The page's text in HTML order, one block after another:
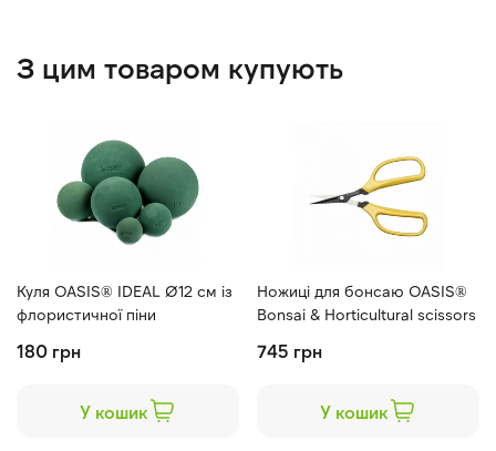
З цим товаром купують
Куля OASIS® IDEAL Ø12 см із
флористичної піни
180 грн
У кошик
Ножиці для бонсаю OASIS®
Bonsai & Horticultural scissors
745 грн
У кошик